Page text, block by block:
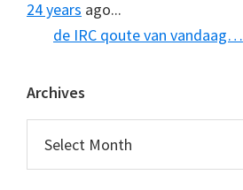
24 years ago...
de IRC qoute van vandaag…
Archives